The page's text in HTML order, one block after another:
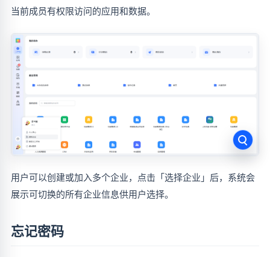
当前成员有权限访问的应用和数据。
用户可以创建或加入多个企业，点击「选择企业」后，系统会
展示可切换的所有企业信息供用户选择。
忘记密码